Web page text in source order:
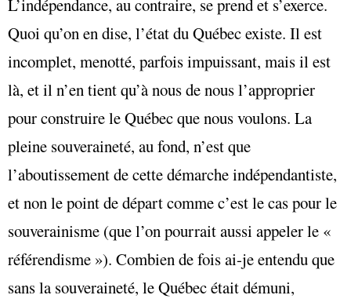
L’indépendance, au contraire, se prend et s’exerce.
Quoi qu’on en dise, l’état du Québec existe. Il est
incomplet, menotté, parfois impuissant, mais il est
là, et il n’en tient qu’à nous de nous l’approprier
pour construire le Québec que nous voulons. La
pleine souveraineté, au fond, n’est que
l’aboutissement de cette démarche indépendantiste,
et non le point de départ comme c’est le cas pour le
souverainisme (que l’on pourrait aussi appeler le «
référendisme »). Combien de fois ai-je entendu que
sans la souveraineté, le Québec était démuni,